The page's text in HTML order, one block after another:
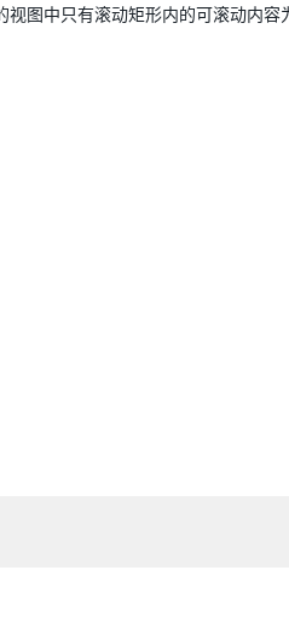
视图中只有滚动矩形内的可滚动内